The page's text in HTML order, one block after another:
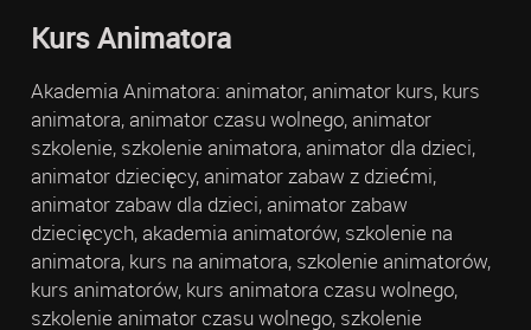
Kurs Animatora
Akademia Animatora: animator, animator kurs, kurs
animatora, animator czasu wolnego, animator
szkolenie, szkolenie animatora, animator dla dzieci,
animator dziecięcy, animator zabaw z dziećmi,
animator zabaw dla dzieci, animator zabaw
dziecięcych, akademia animatorów, szkolenie na
animatora, kurs na animatora, szkolenie animatorów,
kurs animatorów, kurs animatora czasu wolnego,
szkolenie animator czasu wolnego, szkolenie